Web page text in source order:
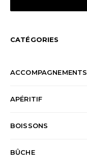
CATÉGORIES
ACCOMPAGNEMENTS
APÉRITIF
BOISSONS
BÛCHE